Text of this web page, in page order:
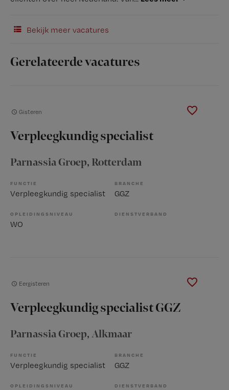
Bekijk meer vacatures
Gerelateerde vacatures
Gisteren
Verpleegkundig specialist
Parnassia Groep, Rotterdam
FUNCTIE
Verpleegkundig specialist
BRANCHE
GGZ
OPLEIDINGSNIVEAU
WO
DIENSTVERBAND
Eergisteren
Verpleegkundig specialist GGZ
Parnassia Groep, Alkmaar
FUNCTIE
Verpleegkundig specialist
BRANCHE
GGZ
OPLEIDINGSNIVEAU DIENSTVERBAND